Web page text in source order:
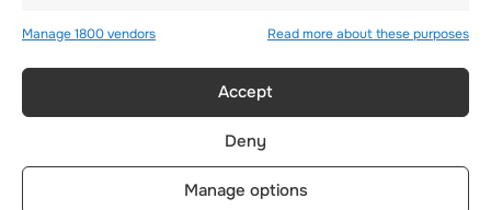
Manage 1800 vendors Read more about these purposes
Accept
Deny
Manage options